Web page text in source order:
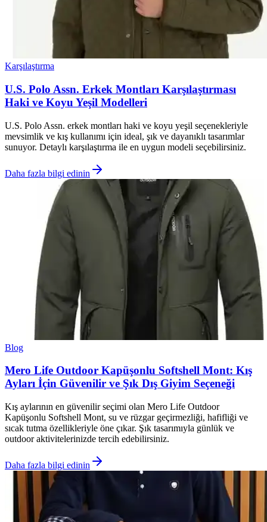
Karşılaştırma
U.S. Polo Assn. Erkek Montları Karşılaştırması
Haki ve Koyu Yeşil Modelleri
U.S. Polo Assn. erkek montları haki ve koyu yeşil seçenekleriyle
mevsimlik ve kış kullanımı için ideal, şık ve dayanıklı tasarımlar
sunuyor. Detaylı karşılaştırma ile en uygun modeli seçebilirsiniz.
Daha fazla bilgi edinin
Blog
Mero Life Outdoor Kapüşonlu Softshell Mont: Kış
Ayları İçin Güvenilir ve Şık Dış Giyim Seçeneği
Kış aylarının en güvenilir seçimi olan Mero Life Outdoor
Kapüşonlu Softshell Mont, su ve rüzgar geçirmezliği, hafifliği ve
sıcak tutma özellikleriyle öne çıkar. Şık tasarımıyla günlük ve
outdoor aktivitelerinizde tercih edebilirsiniz.
Daha fazla bilgi edinin